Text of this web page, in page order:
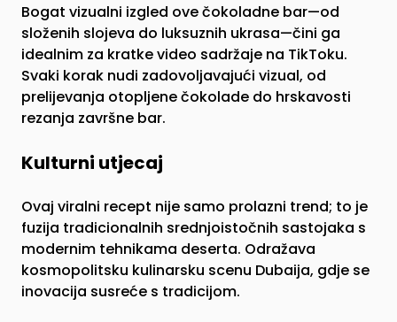
Bogat vizualni izgled ove čokoladne bar—od
složenih slojeva do luksuznih ukrasa—čini ga
idealnim za kratke video sadržaje na TikToku.
Svaki korak nudi zadovoljavajući vizual, od
prelijevanja otopljene čokolade do hrskavosti
rezanja završne bar.
Kulturni utjecaj
Ovaj viralni recept nije samo prolazni trend; to je
fuzija tradicionalnih srednjoistočnih sastojaka s
modernim tehnikama deserta. Odražava
kosmopolitsku kulinarsku scenu Dubaija, gdje se
inovacija susreće s tradicijom.